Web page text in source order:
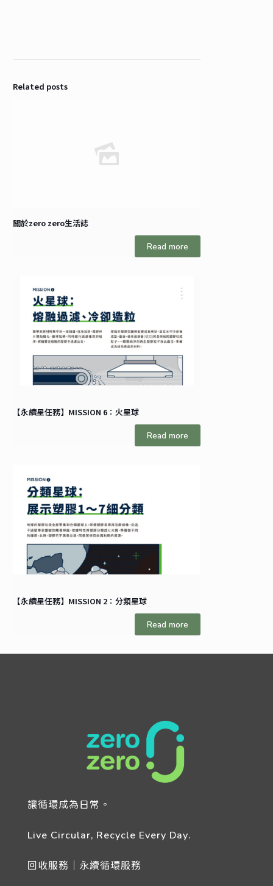
Related posts
關於zero zero生活誌
Read more
【永續星任務】MISSION 6：火星球
Read more
【永續星任務】MISSION 2：分類星球
Read more
讓循環成為日常。
Live Circular, Recycle Every Day.
回收服務｜永續循環服務